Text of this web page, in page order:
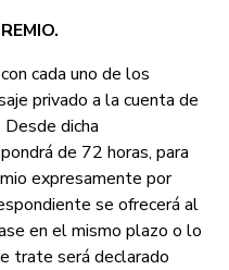
cada uno de los
privado a la cuenta de
dicha
de 72 horas, para
expresamente por
se ofrecerá al
en el mismo plazo o lo
trate será declarado